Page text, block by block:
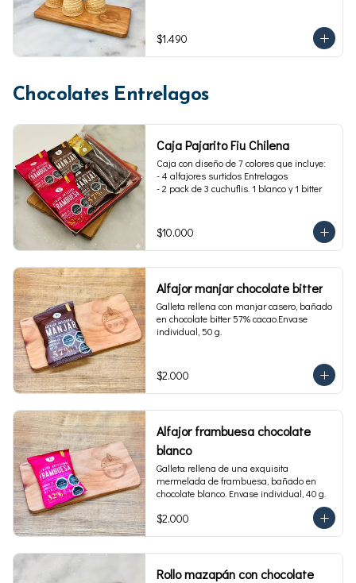
$1.490
Chocolates Entrelagos
Caja Pajarito Fiu Chilena
Caja con diseño de 7 colores que incluye:
- 4 alfajores surtidos Entrelagos
- 2 pack de 3 cuchuflis. 1 blanco y 1 bitter
$10.000
Alfajor manjar chocolate bitter
Galleta rellena con manjar casero, bañado
en chocolate bitter 57% cacao.Envase
individual, 50 g.
$2.000
Alfajor frambuesa chocolate
blanco
Galleta rellena de una exquisita
mermelada de frambuesa, bañado en
chocolate blanco. Envase individual, 40 g.
$2.000
Rollo mazapán con chocolate